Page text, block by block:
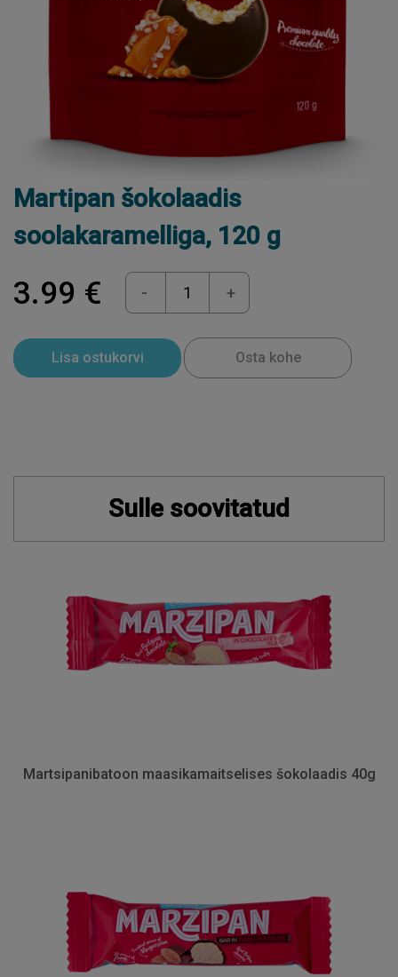
Martipan šokolaadis
soolakaramelliga, 120 g
3.99 € - +
Lisa ostukorvi Osta kohe
Sulle soovitatud
Martsipanibatoon maasikamaitselises šokolaadis 40g